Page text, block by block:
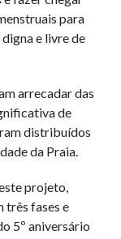
para
e livre de
arrecadar das
de
distribuídos
da Praia.
projeto,
três fases e
5º aniversário